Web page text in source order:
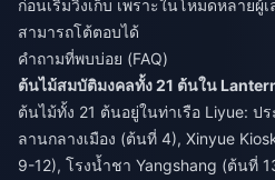
ก่อนเริ่มวิ่งเก็บ เพราะในโหมดหลาย
สามารถโต้ตอบได้
คำถามที่พบบ่อย (FAQ)
ต้นไม้สมบัติมงคลทั้ง 21 ต้นใน
ต้นไม้ทั้ง 21 ต้นอยู่ในท่าเรือ Liyue: ป
ลานกลางเมือง (ต้นที่ 4), Xinyue
9-12), โรงน้ำชา Yangshang (ต้นที่